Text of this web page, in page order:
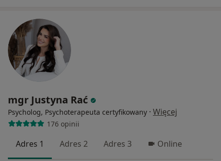
mgr Justyna Rać
Psycholog, Psychoterapeuta certyfikowany · Więcej
176 opinii
Adres 1 Adres 2 Adres 3 Online